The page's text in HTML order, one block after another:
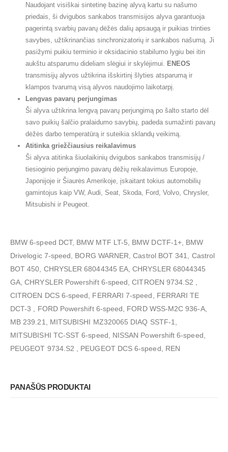
Naudojant visiškai sintetinę bazinę alyvą kartu su našumo
priedais, ši dvigubos sankabos transmisijos alyva garantuoja
pagerintą svarbių pavarų dėžės dalių apsaugą ir puikias trinties
savybes, užtikrinančias sinchronizatorių ir sankabos našumą. Ji
pasižymi puikiu terminio ir oksidacinio stabilumo lygiu bei itin
aukštu atsparumu dideliam slėgiui ir skylėjimui. ENEOS
transmisijų alyvos užtikrina išskirtinį šlyties atsparumą ir
klampos tvarumą visą alyvos naudojimo laikotarpį.
Lengvas pavarų perjungimas
Ši alyva užtikrina lengvą pavarų perjungimą po šalto starto dėl
savo puikių šalčio pralaidumo savybių, padeda sumažinti pavarų
dėžės darbo temperatūrą ir suteikia sklandų veikimą.
Atitinka griežčiausius reikalavimus
Ši alyva atitinka šiuolaikinių dvigubos sankabos transmisijų /
tiesioginio perjungimo pavarų dėžių reikalavimus Europoje,
Japonijoje ir Šiaurės Amerikoje, įskaitant tokius automobilių
gamintojus kaip VW, Audi, Seat, Skoda, Ford, Volvo, Chrysler,
Mitsubishi ir Peugeot.
BMW 6-speed DCT, BMW MTF LT-5, BMW DCTF-1+, BMW
Drivelogic 7-speed, BORG WARNER, Castrol BOT 341, Castrol
BOT 450, CHRYSLER 68044345 EA, CHRYSLER 68044345
GA, CHRYSLER Powershift 6-speed, CITROEN 9734.S2 ,
CITROEN DCS 6-speed, FERRARI 7-speed, FERRARI TE
DCT-3 , FORD Powershift 6-speed, FORD WSS-M2C 936-A,
MB 239.21, MITSUBISHI MZ320065 DIAQ SSTF-1,
MITSUBISHI TC-SST 6-speed, NISSAN Powershift 6-speed,
PEUGEOT 9734.S2 , PEUGEOT DCS 6-speed, REN
PANAŠŪS PRODUKTAI